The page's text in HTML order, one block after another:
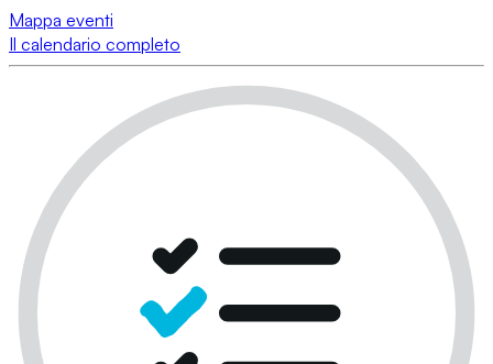
Mappa eventi
Il calendario completo